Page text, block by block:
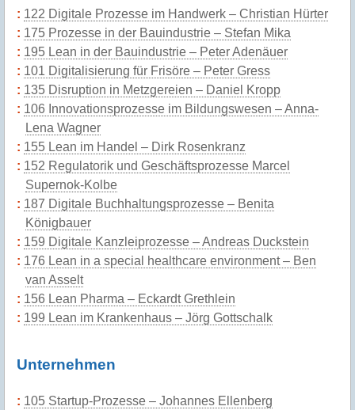
122 Digitale Prozesse im Handwerk – Christian Hürter
175 Prozesse in der Bauindustrie – Stefan Mika
195 Lean in der Bauindustrie – Peter Adenäuer
101 Digitalisierung für Frisöre – Peter Gress
135 Disruption in Metzgereien – Daniel Kropp
106 Innovationsprozesse im Bildungswesen – Anna-
Lena Wagner
155 Lean im Handel – Dirk Rosenkranz
152 Regulatorik und Geschäftsprozesse Marcel
Supernok-Kolbe
187 Digitale Buchhaltungsprozesse – Benita
Königbauer
159 Digitale Kanzleiprozesse – Andreas Duckstein
176 Lean in a special healthcare environment – Ben
van Asselt
156 Lean Pharma – Eckardt Grethlein
199 Lean im Krankenhaus – Jörg Gottschalk
Unternehmen
105 Startup-Prozesse – Johannes Ellenberg